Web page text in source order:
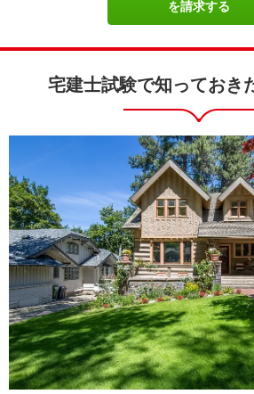
を請求する
宅建士試験で知っておき